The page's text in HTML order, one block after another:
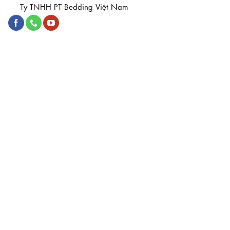
Ty TNHH PT Bedding Việt Nam